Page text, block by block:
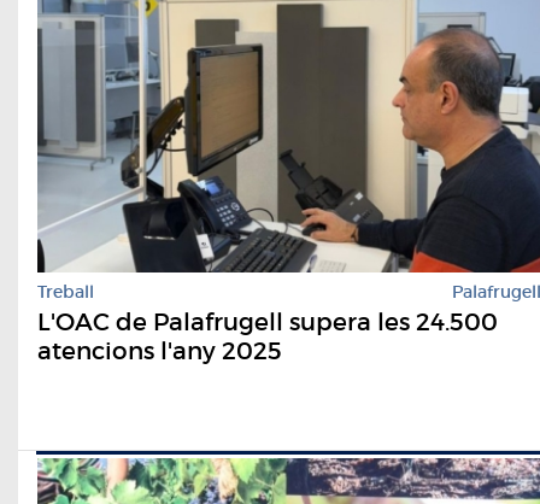
Treball Palafrugell
L'OAC de Palafrugell supera les 24.500
atencions l'any 2025